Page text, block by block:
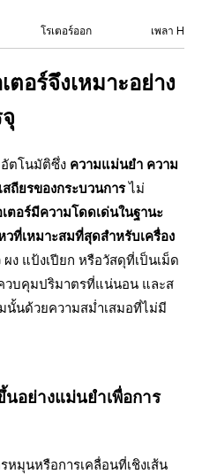
โรเตอร์ออก เพลา
ตอร์จึงเหมาะอย่าง
ตโนมัติซึ่ง ความแม่นยำ ความ
สถียรของกระบวนการไม่
ตอร์มีความโดดเด่นในฐานะ
ที่เหมาะสมที่สุดสำหรับเครื่อง
ง แป้งเปียก หรือวัสดุที่เป็นเม็ด
วบคุมปริมาตรที่แน่นอน และส
นั้นด้วยความสม่ำเสมอที่ไม่มี
อย่างแม่นยำเพื่อการ
หมุนหรือการเคลื่อนที่เชิงเส้น